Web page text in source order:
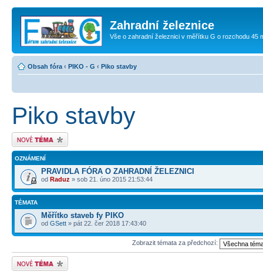
Zahradní železnice
Vše o zahradní železnici v měřítku G o rozchodu 45
Obsah fóra ‹ PIKO - G ‹ Piko stavby
Piko stavby
Odeslat nové téma
OZNÁMENÍ
PRAVIDLA FÓRA O ZAHRADNÍ ŽELEZNICI
od Raduz » sob 21. úno 2015 21:53:44
TÉMATA
Měřítko staveb fy PIKO
od GSett » pát 22. čer 2018 17:43:40
Zobrazit témata za předchozí:
Odeslat nové téma